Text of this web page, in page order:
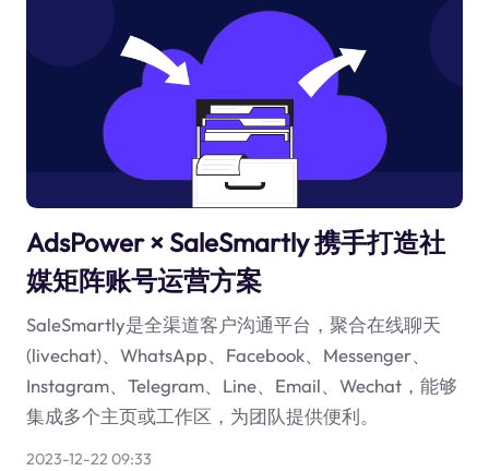
AdsPower × SaleSmartly 携手打造社
媒矩阵账号运营方案
SaleSmartly是全渠道客户沟通平台，聚合在线聊天
(livechat)、WhatsApp、Facebook、Messenger、
Instagram、Telegram、Line、Email、Wechat，能够
集成多个主页或工作区，为团队提供便利。
2023-12-22 09:33